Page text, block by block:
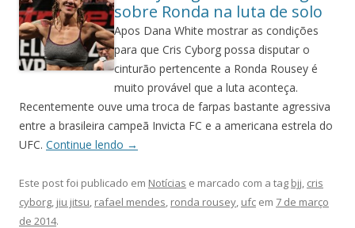
sobre Ronda na luta de solo
Apos Dana White mostrar as condições
para que Cris Cyborg possa disputar o
cinturão pertencente a Ronda Rousey é
muito provável que a luta aconteça.
Recentemente ouve uma troca de farpas bastante agressiva
entre a brasileira campeã Invicta FC e a americana estrela do
UFC. Continue lendo →
Este post foi publicado em Notícias e marcado com a tag bjj, cris
cyborg, jiu jitsu, rafael mendes, ronda rousey, ufc em 7 de março
de 2014.